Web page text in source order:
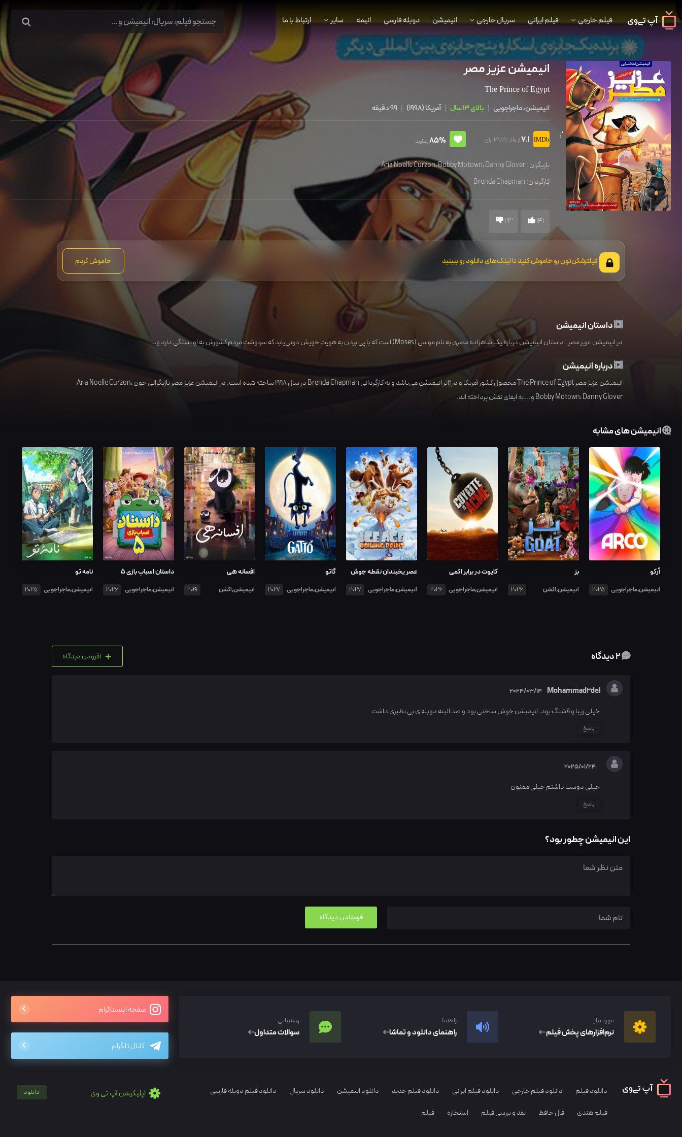
فیلم خارجی فیلم ایرانی سریال خارجی انیمیشن دوبله فارسی انیمه سایر ارتباط با ما
';
انیمیشن عزیز مصر
The Prince of Egypt
انیمیشن، ماجراجویی | بالای 13 سال | آمریکا(
1998
)
|
7.1از 10 از 129891 رای 85%رضایت
بازیگران : Aria Noelle Curzon،Bobby Motown،Danny Glover
کارگردان:Brenda Chapman
141
23
فیلترشکن‌تون رو خاموش کنید تا لینک‌های دانلود رو ببینید خاموش کردم
داستان انیمیشن
در انیمیشن عزیز مصر : داستان انیمیشن درباره یک شاهزاده مصری به نام موسی (Moses) است که با پی بردن به هویت خویش درمی‌یابد که سرنوشت مردم کشورش به او بستگی دارد و…
درباره انیمیشن
انیمیشن عزیز مصر The Prince of Egypt محصول کشور آمریکاو در ژانرانیمیشنمی‌باشد و به کارگردانیBrenda Chapmanدر سال1998ساخته شده است. در انیمیشن عزیز مصر بازیگرانی چون Aria Noelle Curzon،
Bobby Motown،Danny Glover و... به ایفای نقش پرداخته اند.
انیمیشن های مشابه
آرکو
انیمیشن,ماجراجویی 2025
بز
انیمیشن,اکشن 2026
کایوت در برابر اکمی
انیمیشن,ماجراجویی 2026
عصر یخبندان نقطه جوش
انیمیشن,ماجراجویی 2027
گاتو
انیمیشن,ماجراجویی 2027
افسانه هی
انیمیشن,اکشن 2019
داستان اسباب‌ بازی 5
انیمیشن,ماجراجویی 2026
نامه تو
انیمیشن,ماجراجویی 2025
2 دیدگاه + افزودن دیدگاه
Mohammad2del
2024/03/14
خیلی زیبا و قشنگ بود. انیمیشن خوش ساختی بود و صد البته دوبله ی بی نظیری داشت
پاسخ
2025/01/24
خیلی دوست داشتم خیلی ممنون
پاسخ
این انیمیشن چطور بود؟
مورد نیاز
نرم‌افزار‌های پخش فیلم
راهنما
راهنمای دانلود و تماشا
پشتیبانی
سوالات متداول
صفحه اینستاگرام
کانال تلگرام
دانلود فیلم دانلود فیلم خارجی دانلود فیلم ایرانی دانلود فیلم جدید دانلود انیمیشن دانلود سریال دانلود فیلم دوبله فارسی
فیلم هندی فال حافظ نقد و بررسی فیلم استخاره فیلم
اپلیکیشن آپ تی وی دانلود